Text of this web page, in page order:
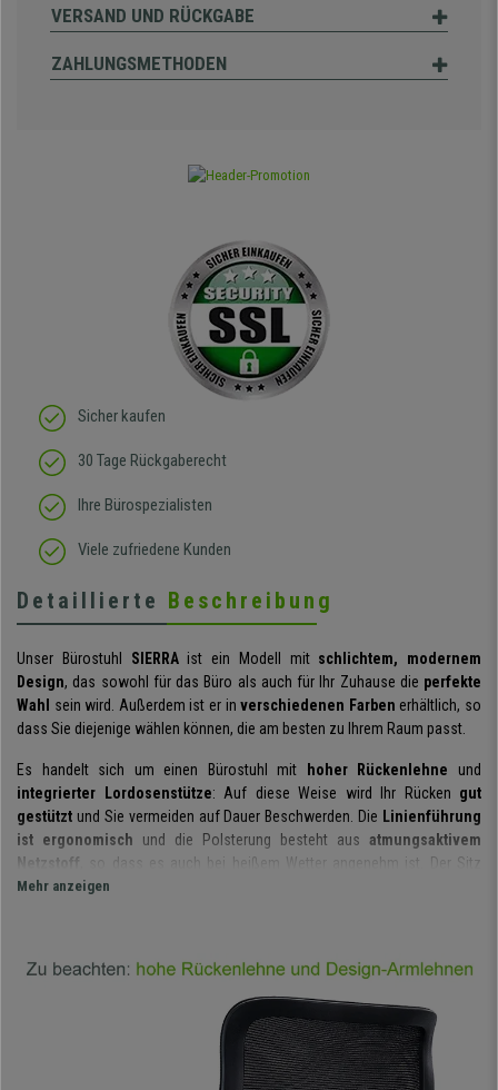
VERSAND UND RÜCKGABE
ZAHLUNGSMETHODEN
Sicher kaufen
30 Tage Rückgaberecht
Ihre Bürospezialisten
Viele zufriedene Kunden
Detaillierte Beschreibung
Unser Bürostuhl SIERRAist ein Modell mitschlichtem, modernem
Design, das sowohl für das Büro als auch für Ihr Zuhause die perfekte
Wahl
sein wird. Außerdem ist er inverschiedenen Farben erhältlich, so
dass Sie diejenige wählen können, die am besten zu Ihrem Raum passt.
Es handelt sich um einen Bürostuhl mit hoher Rückenlehne und
integrierter Lordosenstütze: Auf diese Weise wird Ihr Rücken gut
gestützt und Sie vermeiden auf Dauer Beschwerden. Die Linienführung
ist ergonomisch und die Polsterung besteht aus atmungsaktivem
Netzstoff , so dass es auch bei heißem Wetter angenehm ist. Der Sitz
hingegen ist mit Stoff bezogen und
Die Design-Armlehnen sind in die Rückenlehneintegriertund als
zusätzliche Stütze fixiert. Sie lassen sich zwar nicht verstellen, sind aber
bequem zu benutzen sind: die perfekte
Ergonomie und Bewegungsfreiheit während der
Mehr anzeigen